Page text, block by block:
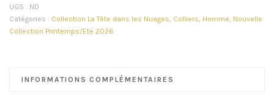
-
Nuage
Malachite
UGS : ND
Catégories : Collection La Tête dans les Nuages, Colliers, Homme, Nouvelle
Collection Printemps/Eté 2026
INFORMATIONS COMPLÉMENTAIRES